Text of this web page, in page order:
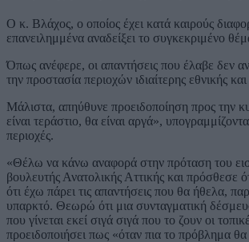
Ο κ. Βλάχος, ο οποίος έχει κατά καιρούς
επανειλημμένα αναδείξει το συγκεκριμένο
Όπως ανέφερε, οι απαντήσεις που έλαβε δεν
την προστασία περιοχών ιδιαίτερης εθνικής
Μάλιστα, απηύθυνε προειδοποίηση προς την
είναι τεράστιο, θα είναι αργά»,
περιοχές.
«Θέλω να κάνω αναφορά στην πρόταση του
βουλευτής Ανατολικής Αττικής και πρόσθεσε
ότι έχω πάρει τις απαντήσεις που θα ήθελα,
υπαρκτό. Θεωρώ ότι μια συνταγματική
που γίνεται εκεί σιγά σιγά που το ζουν οι
προειδοποιήσει πως «όταν πια το πρόβλημα θα